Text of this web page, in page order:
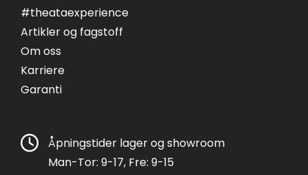
#theataexperience
Artikler og fagstoff
Om oss
Karriere
Garanti
Åpningstider lager og showroom
Man-Tor: 9-17, Fre: 9-15